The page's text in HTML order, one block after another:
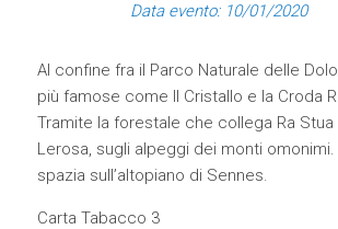
Data evento: 10/01/2020
Al confine fra il Parco Naturale delle
più famose come Il Cristallo e la Croda
Tramite la forestale che collega Ra
Lerosa, sugli alpeggi dei monti
spazia sull’altopiano di Sennes.
Carta Tabacco 3